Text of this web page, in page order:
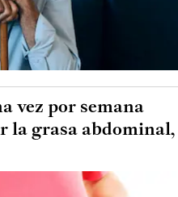
vez por semana
la grasa abdominal,